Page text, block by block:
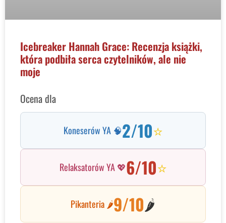
Icebreaker Hannah Grace: Recenzja książki,
która podbiła serca czytelników, ale nie
moje
Ocena dla
Koneserów YA 🧠2/10⭐
Relaksatorów YA 💖6/10⭐
Pikanteria 🌶️9/10🌶️